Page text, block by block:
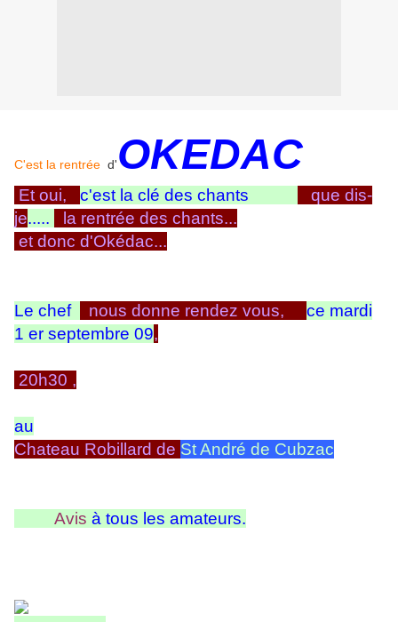
C'est la rentrée d'OKEDAC
Et oui, c'est la clé des chants
que dis-
je.....
la rentrée des chants...
et donc d'Okédac...
Le chef nous donne rendez vous, ce mardi
1 er septembre 09,
20h30 ,
au
Chateau Robillard de St André de Cubzac
Avis à tous les amateurs.